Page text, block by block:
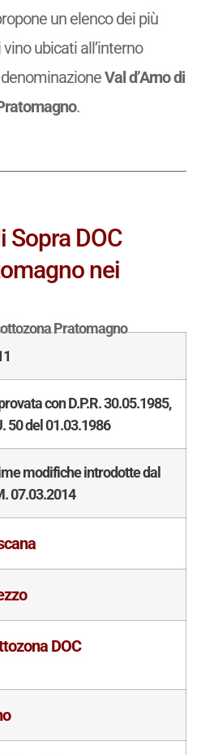
un elenco dei più
ubicati all’interno
Val d’Arno di
.
Sopra DOC
nei
Pratomagno
con D.P.R. 30.05.1985,
50 del 01.03.1986
modifiche introdotte dal
07.03.2014
DOC